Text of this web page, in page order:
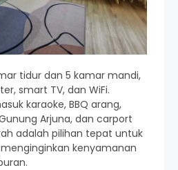
tidur dan 5 kamar mandi,
smart TV, dan WiFi.
karaoke, BBQ arang,
Arjuna, dan carport
adalah pilihan tepat untuk
kenyamanan